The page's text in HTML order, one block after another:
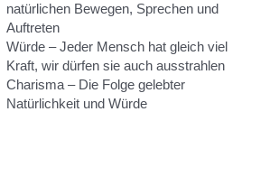
natürlichen Bewegen, Sprechen und
Auftreten
Würde – Jeder Mensch hat gleich viel
Kraft, wir dürfen sie auch ausstrahlen
Charisma – Die Folge gelebter
Natürlichkeit und Würde